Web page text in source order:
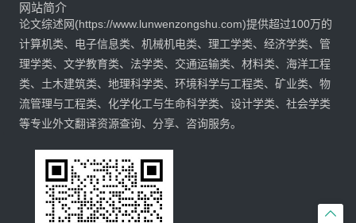

网站简介
论文综述网(https://www.lunwenzongshu.com)提供超过100万的
计算机类、电子信息类、机械机电类、理工学类、经济学类、管
理学类、文学教育类、法学类、交通运输类、材料类、海洋工程
类、土木建筑类、地理科学类、环境科学与工程类、矿业类、物
流管理与工程类、化学化工与生命科学类、设计学类、社会学类
等专业外文翻译资源查询、分享、咨询服务。